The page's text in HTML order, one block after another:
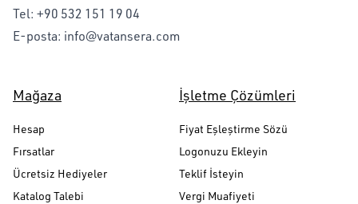
Tel: +90 532 151 19 04
E-posta: info@vatansera.com
Mağaza
Hesap
Fırsatlar
Ücretsiz Hediyeler
Katalog Talebi
İşletme Çözümleri
Fiyat Eşleştirme Sözü
Logonuzu Ekleyin
Teklif İsteyin
Vergi Muafiyeti